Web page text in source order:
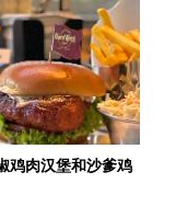
鸡肉汉堡和沙爹鸡